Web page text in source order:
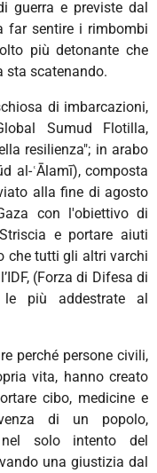
guerra e previste dal
far sentire i rimbombi
più detonante che
sta scatenando.
di imbarcazioni,
Sumud Flotilla,
resilienza"; in arabo
alla fine di agosto
con l'obiettivo di
e portare aiuti
che tutti gli altri varchi
(Forza di Difesa di
più addestrate al
perché persone civili,
vita, hanno creato
cibo, medicine e
di un popolo,
solo intento del
una giustizia dal